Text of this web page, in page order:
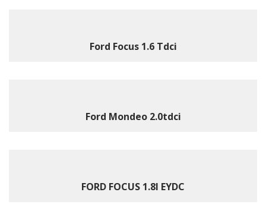
Ford Focus 1.6 Tdci
Ford Mondeo 2.0tdci
FORD FOCUS 1.8I EYDC